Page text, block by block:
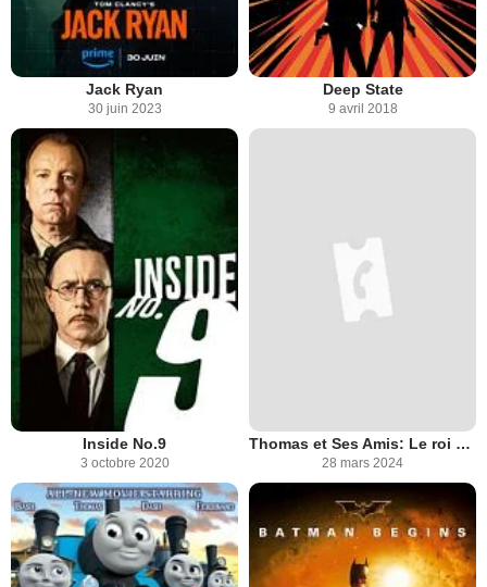
Jack Ryan
30 juin 2023
Deep State
9 avril 2018
Inside No.9
3 octobre 2020
Thomas et Ses Amis: Le roi du chemin de fer
28 mars 2024